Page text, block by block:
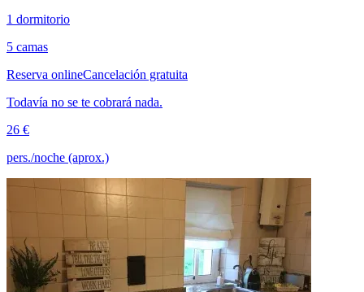
1 dormitorio
5 camas
Reserva onlineCancelación gratuita
Todavía no se te cobrará nada.
26 €
pers./noche (aprox.)